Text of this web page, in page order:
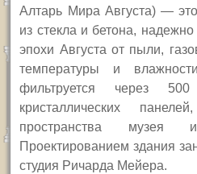
Алтарь Мира Августа) —
из стекла и бетона,
эпохи Августа от пыли,
температуры и
фильтруется через
кристаллических
пространства
Проектированием здания
студия Ричарда Мейера.